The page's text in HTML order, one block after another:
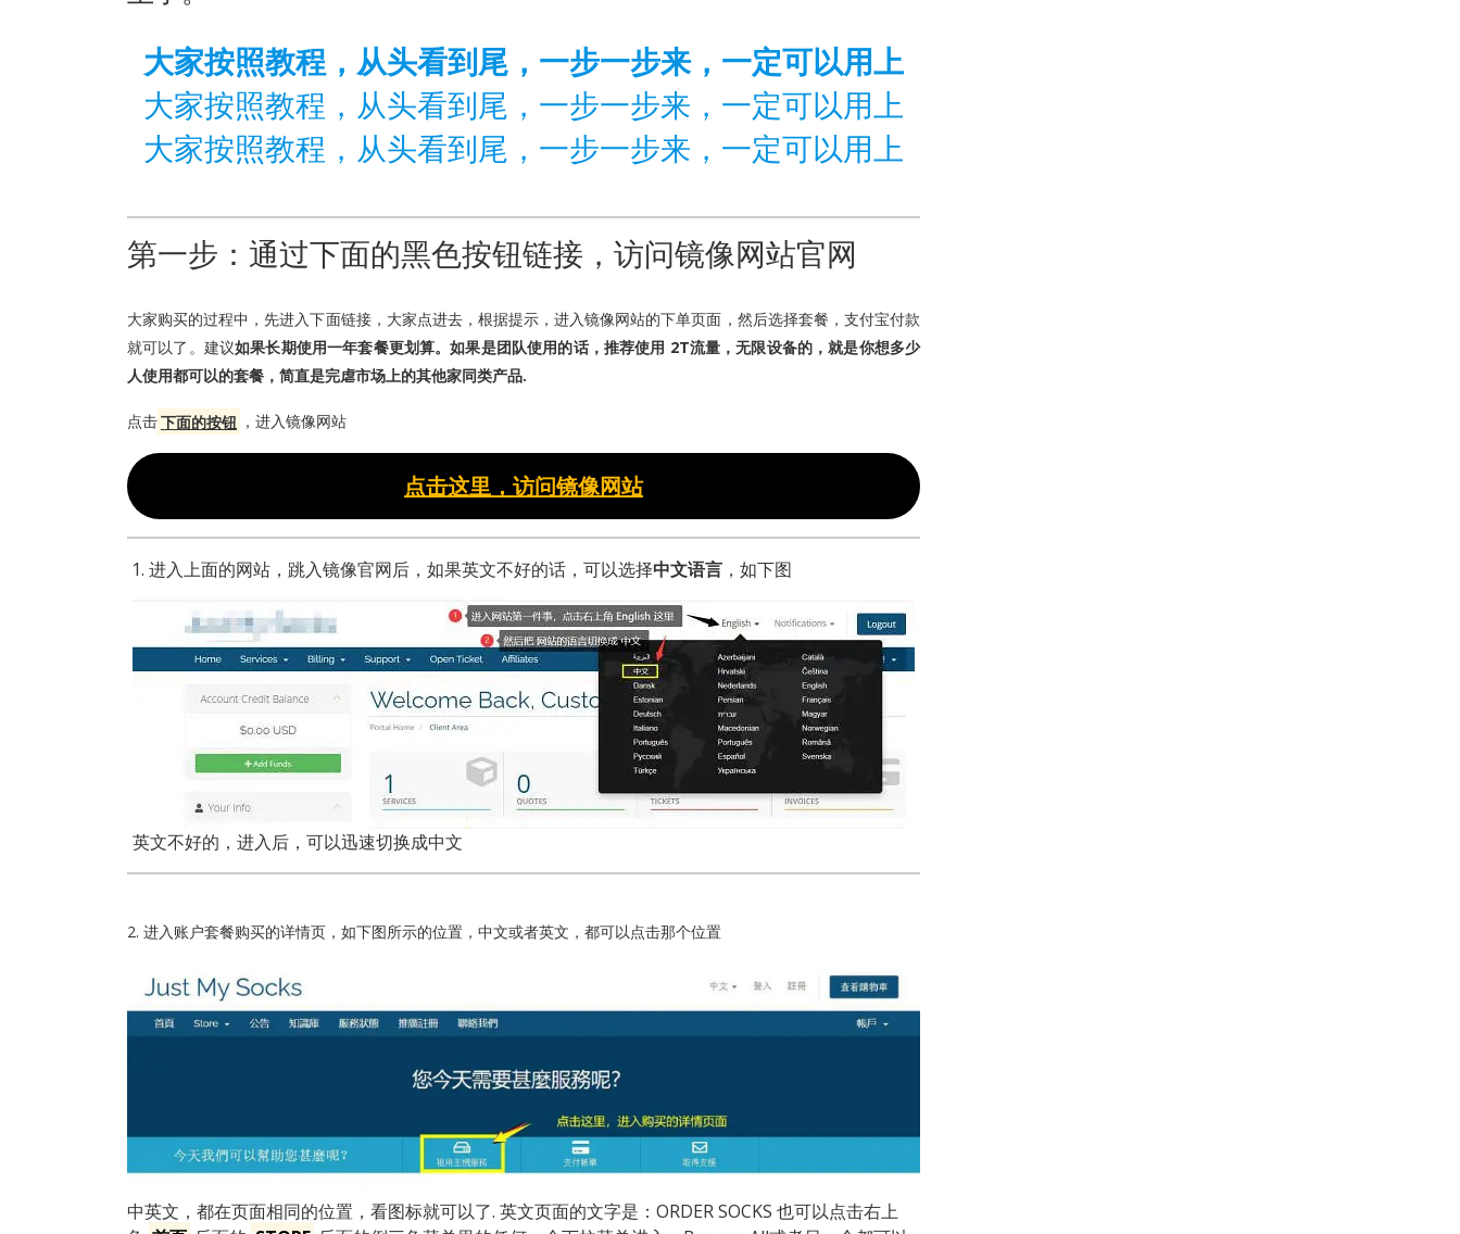
大家按照教程，从头看到尾，一步一步来，一定可以用上
大家按照教程，从头看到尾，一步一步来，一定可以用上
大家按照教程，从头看到尾，一步一步来，一定可以用上
第一步：通过下面的黑色按钮链接，访问镜像网站官网
大家购买的过程中，先进入下面链接，大家点进去，根据提示，进入镜像网站的下单页面，然后选择套餐，支付宝付款
就可以了。建议如果长期使用一年套餐更划算。如果是团队使用的话，推荐使用 2T流量，无限设备的，就是你想多少
人使用都可以的套餐，简直是完虐市场上的其他家同类产品.
点击下面的按钮 ，进入镜像网站
点击这里，访问镜像网站
进入上面的网站，跳入镜像官网后，如果英文不好的话，可以选择中文语言 ，如下图
英文不好的，进入后，可以迅速切换成中文
2. 进入账户套餐购买的详情页，如下图所示的位置，中文或者英文，都可以点击那个位置
中英文，都在页面相同的位置，看图标就可以了. 英文页面的文字是：ORDER SOCKS 也可以点击右上